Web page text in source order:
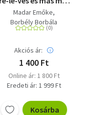
sék - Szí-nez-he-tő raj-
zok-kal
Madar Emőke
Borbély Borbála
Akciós ár:
1 400 Ft
Online ár: 1 800 Ft
Eredeti ár: 1 999 Ft
Kosárba